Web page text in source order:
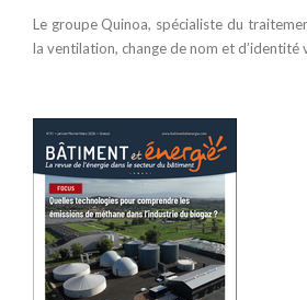
Le groupe Quinoa, spécialiste du
la ventilation, change de nom et d’identité